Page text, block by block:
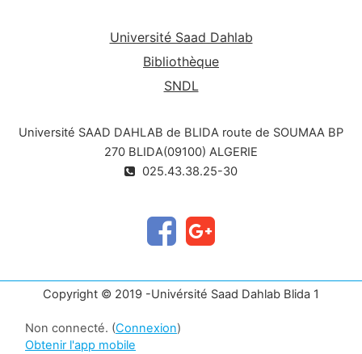
Université Saad Dahlab
Bibliothèque
SNDL
Université SAAD DAHLAB de BLIDA route de SOUMAA BP
270 BLIDA(09100) ALGERIE
025.43.38.25-30
Copyright © 2019 -Univérsité Saad Dahlab Blida 1
Non connecté. (Connexion)
Obtenir l'app mobile